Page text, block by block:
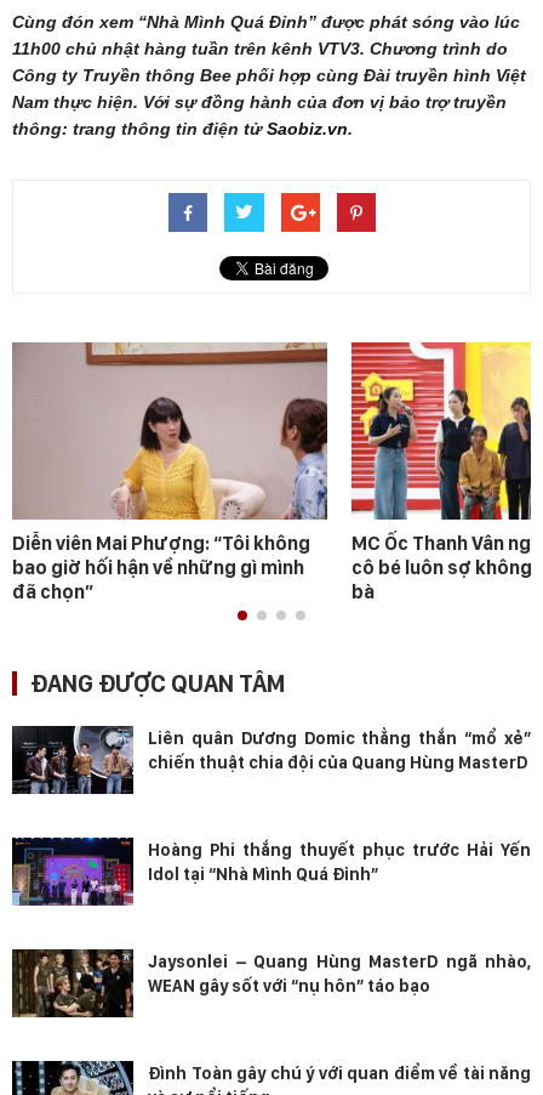
Cùng đón xem “Nhà Mình Quá Đỉnh” được phát sóng vào lúc
11h00 chủ nhật hàng tuần trên kênh VTV3. Chương trình do
Công ty Truyền thông Bee phối hợp cùng Đài truyền hình Việt
Nam thực hiện. Với sự đồng hành của đơn vị bảo trợ truyền
thông: trang thông tin điện tửSaobiz.vn.
Diễn viên Mai Phượng: “Tôi không
bao giờ hối hận về những gì mình
đã chọn”
MC Ốc Thanh Vân
cô bé luôn sợ không
bà
ĐANG ĐƯỢC QUAN TÂM
Liên quân Dương Domic thẳng thắn “mổ xẻ”
chiến thuật chia đội của Quang Hùng MasterD
Hoàng Phi thắng thuyết phục trước Hải Yến
Idol tại “Nhà Mình Quá Đỉnh”
Jaysonlei – Quang Hùng MasterD ngã nhào,
WEAN gây sốt với “nụ hôn” táo bạo
Đình Toàn gây chú ý với quan điểm về tài năng